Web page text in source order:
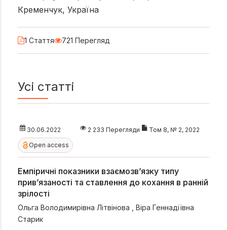
Кременчук, Україна
1 Стаття 721 Перегляд
Усі статті
30.06.2022 2 233 Перегляди Том 8, № 2, 2022
Open access
Емпіричні показники взаємозв’язку типу
прив’язаності та ставлення до кохання в ранній
зрілості
Ольга Володимирівна Літвінова
Віра Геннадіївна
Старик